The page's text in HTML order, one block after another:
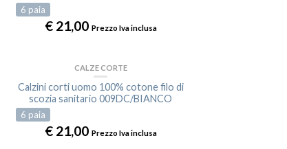
6 paia
€21,00 Prezzo Iva inclusa
CALZE CORTE
Calzini corti uomo 100% cotone filo di
scozia sanitario 009DC/BIANCO
6 paia
€21,00 Prezzo Iva inclusa